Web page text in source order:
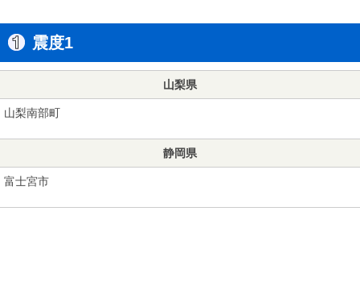
震度1
山梨県
山梨南部町
静岡県
富士宮市